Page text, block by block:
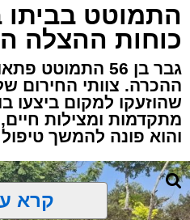
התמוטט בביתו
כוחות ההצלה
גבר בן 56
ההכרה. צוותי החירום
שהוזעקו למקום ביצעו
מתקדמות ומצילות
והוא פונה להמשך
קרא